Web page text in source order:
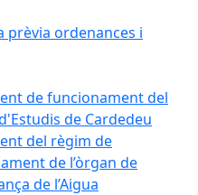
prèvia ordenances i
de funcionament del
de Cardedeu
del règim de
de l’òrgan de
de l’Aigua